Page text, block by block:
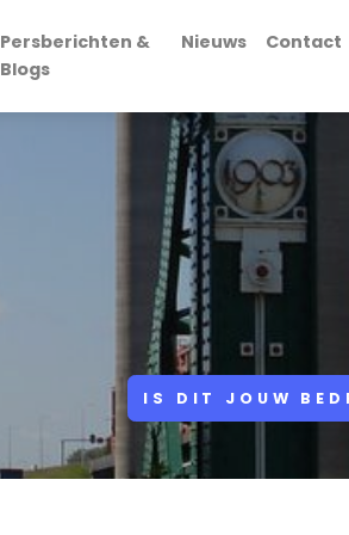
Persberichten &
Blogs
Nieuws Contact
IS DIT JOUW